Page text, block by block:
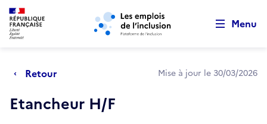
Aller au menu principal Aller au contenu principal
Menu
Retour Mise à jour le 30/03/2026
Etancheur H/F
Retour au début de la page
Panneau de gestion des cookies